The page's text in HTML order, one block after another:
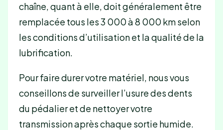
chaîne, quant à elle, doit généralement être
remplacée tous les 3 000 à 8 000 km selon
les conditions d’utilisation et la qualité de la
lubrification.
Pour faire durer votre matériel, nous vous
conseillons de surveiller l’usure des dents
du pédalier et de nettoyer votre
transmission après chaque sortie humide.